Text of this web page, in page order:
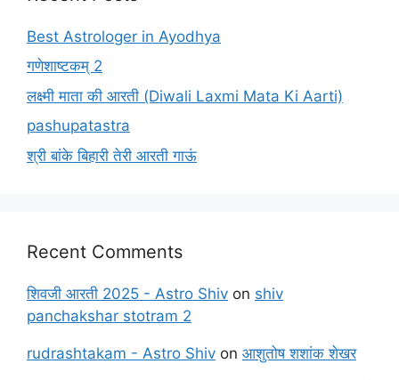
Best Astrologer in Ayodhya
गणेशाष्टकम् 2
लक्ष्मी माता की आरती (Diwali Laxmi Mata Ki Aarti)
pashupatastra
श्री बांके बिहारी तेरी आरती गाऊं
Recent Comments
शिवजी आरती 2025 - Astro Shiv on shiv
panchakshar stotram 2
rudrashtakam - Astro Shiv on आशुतोष शशांक शेखर